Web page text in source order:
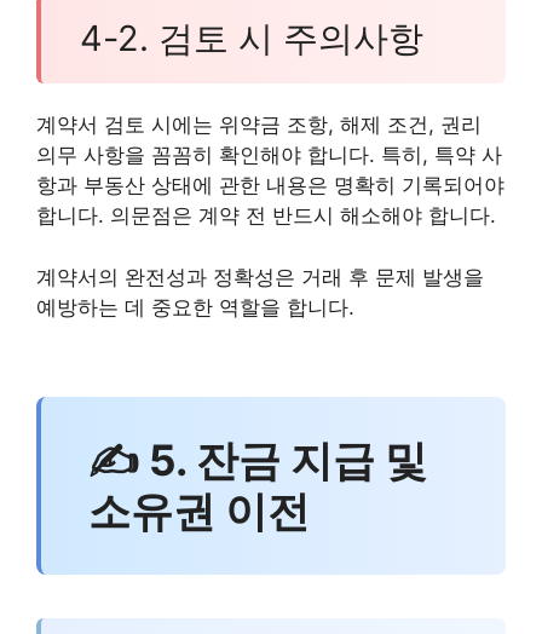
4-2. 검토 시 주의사항
계약서 검토 시에는 위약금 조항, 해제 조건, 권리
의무 사항을 꼼꼼히 확인해야 합니다. 특히, 특약 사
항과 부동산 상태에 관한 내용은 명확히 기록되어야
합니다. 의문점은 계약 전 반드시 해소해야 합니다.
계약서의 완전성과 정확성은 거래 후 문제 발생을
예방하는 데 중요한 역할을 합니다.
✍ 5. 잔금 지급 및
소유권 이전